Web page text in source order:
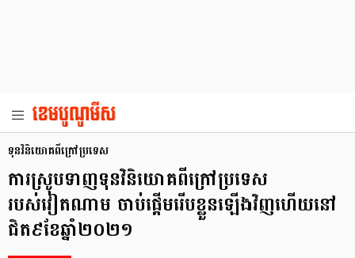
ទុនវិនិយោគពីក្រៅប្រទេស
ការស្រូបទាញទុនវិនិយោគពីក្រៅប្រទេស
របស់វៀតណាម ចាប់ផ្ដើមរើបខ្លួនឡើងវិញហើយនៅ
ជិត៩ខែឆ្នាំ២០២១